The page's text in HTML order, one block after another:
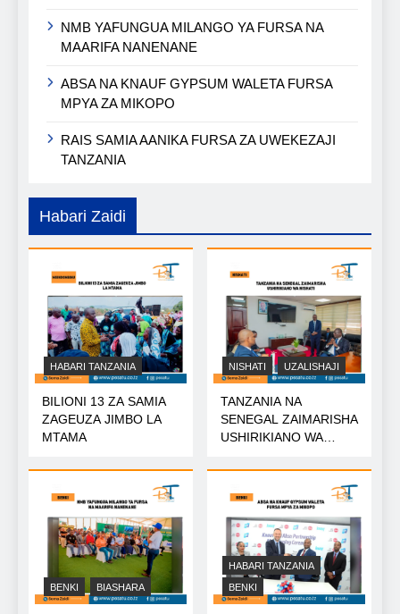
NMB YAFUNGUA MILANGO YA FURSA NA
MAARIFA NANENANE
ABSA NA KNAUF GYPSUM WALETA FURSA
MPYA ZA MIKOPO
RAIS SAMIA AANIKA FURSA ZA UWEKEZAJI
TANZANIA
Habari Zaidi
HABARI TANZANIA
BILIONI 13 ZA SAMIA
ZAGEUZA JIMBO LA
MTAMA
NISHATI UZALISHAJI
TANZANIA NA
SENEGAL ZAIMARISHA
USHIRIKIANO WA
BENKI BIASHARA
HABARI TANZANIA
BENKI